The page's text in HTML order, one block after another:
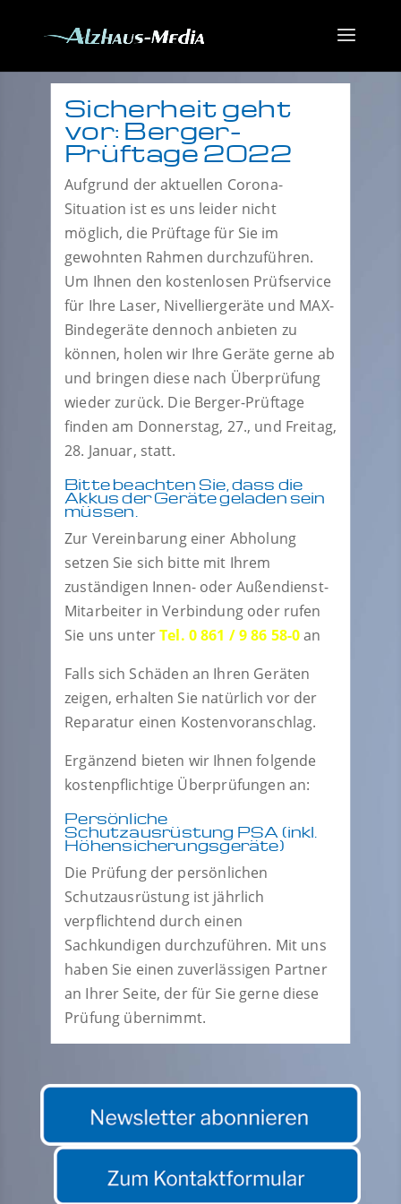
Sicherheit geht
vor: Berger-
Prüftage 2022
Aufgrund der aktuellen Corona-
Situation ist es uns leider nicht
möglich, die Prüftage für Sie im
gewohnten Rahmen durchzuführen.
Um Ihnen den kostenlosen Prüfservice
für Ihre Laser, Nivelliergeräte und MAX-
Bindegeräte dennoch anbieten zu
können, holen wir Ihre Geräte gerne ab
und bringen diese nach Überprüfung
wieder zurück. Die Berger-Prüftage
finden am Donnerstag, 27., und Freitag,
28. Januar, statt.
Bitte beachten Sie, dass die
Akkus der Geräte geladen sein
müssen.
Zur Vereinbarung einer Abholung
setzen Sie sich bitte mit Ihrem
zuständigen Innen- oder Außendienst-
Mitarbeiter in Verbindung oder rufen
Sie uns unterTel. 0 861 / 9 86 58-0an
Falls sich Schäden an Ihren Geräten
zeigen, erhalten Sie natürlich vor der
Reparatur einen Kostenvoranschlag.
Ergänzend bieten wir Ihnen folgende
kostenpflichtige Überprüfungen an:
Persönliche
Schutzausrüstung PSA (inkl.
Höhensicherungsgeräte)
Die Prüfung der persönlichen
Schutzausrüstung ist jährlich
verpflichtend durch einen
Sachkundigen durchzuführen. Mit uns
haben Sie einen zuverlässigen Partner
an Ihrer Seite, der für Sie gerne diese
Prüfung übernimmt.